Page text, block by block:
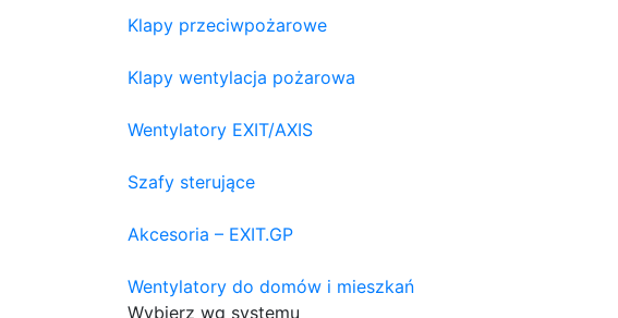
Klapy przeciwpożarowe
Klapy wentylacja pożarowa
Wentylatory EXIT/AXIS
Szafy sterujące
Akcesoria – EXIT.GP
Wentylatory do domów i mieszkań
Wybierz wg systemu